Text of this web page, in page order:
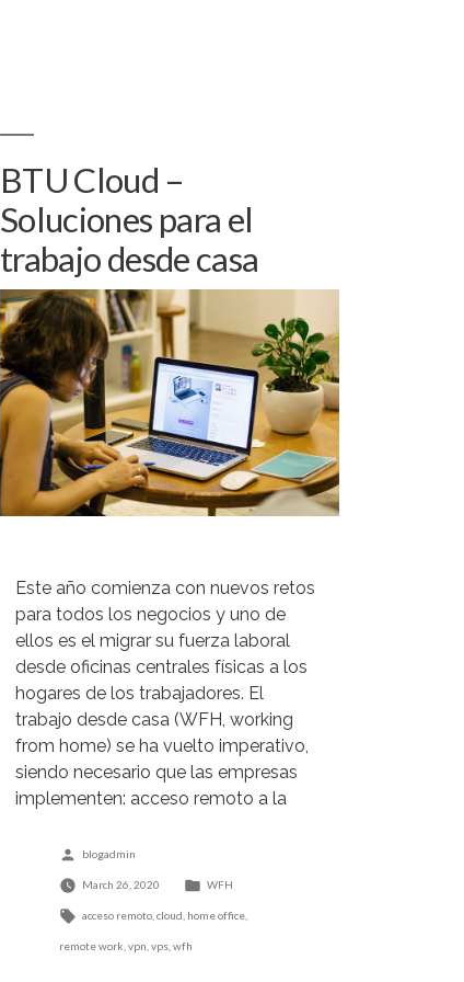
BTU Cloud –
Soluciones para el
trabajo desde casa
Este año comienza con nuevos retos
para todos los negocios y uno de
ellos es el migrar su fuerza laboral
desde oficinas centrales físicas a los
hogares de los trabajadores. El
trabajo desde casa (WFH, working
from home) se ha vuelto imperativo,
siendo necesario que las empresas
implementen: acceso remoto a la
Posted
by
blogadmin
March 26, 2020 Posted
in
WFH
Tags:
acceso remoto, cloud home office,
remote work vpn vps, wfh